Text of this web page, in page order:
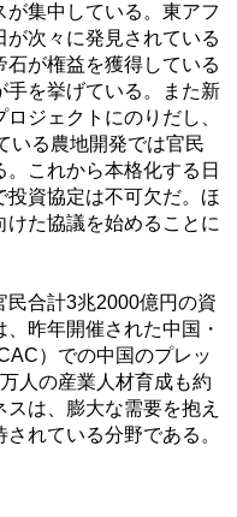
集中している。東アフ
が次々に発見されている
が権益を獲得している
手を挙げている。また新
ジェクトにのりだし、
いる農地開発では官民
これから本格化する日
資協定は不可欠だ。ほ
た協議を始めることに
民合計3兆2000億円の資
昨年開催された中国・
）での中国のプレッ
人の産業人材育成も約
は、膨大な需要を抱え
れている分野である。